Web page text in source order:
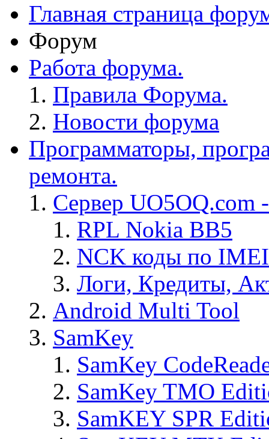
Главная страница
Форум
Работа форума.
Правила Форума.
Новости форума
Программаторы,
ремонта.
Сервер
RPL Nokia BB5
NCK коды по IMEI
Логи, Кредиты,
Android Multi Tool
SamKey
SamKey
SamKey TMO
SamKEY SPR